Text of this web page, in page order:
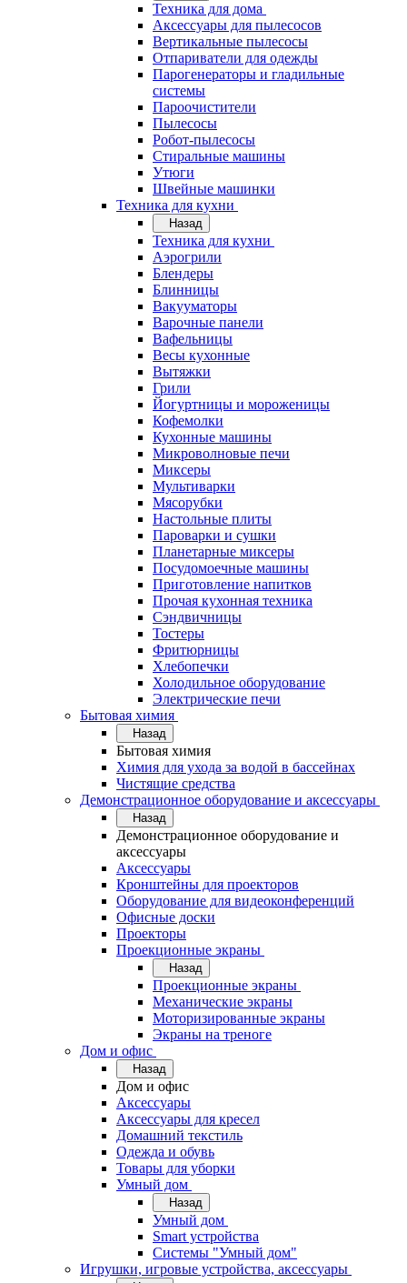
Техника для дома
Аксессуары для пылесосов
Вертикальные пылесосы
Отпариватели для одежды
Парогенераторы и гладильные
системы
Пароочистители
Пылесосы
Робот-пылесосы
Стиральные машины
Утюги
Швейные машинки
Техника для кухни
Назад
Техника для кухни
Аэрогрили
Блендеры
Блинницы
Вакууматоры
Варочные панели
Вафельницы
Весы кухонные
Вытяжки
Грили
Йогуртницы и мороженицы
Кофемолки
Кухонные машины
Микроволновые печи
Миксеры
Мультиварки
Мясорубки
Настольные плиты
Пароварки и сушки
Планетарные миксеры
Посудомоечные машины
Приготовление напитков
Прочая кухонная техника
Сэндвичницы
Тостеры
Фритюрницы
Хлебопечки
Холодильное оборудование
Электрические печи
Бытовая химия
Назад
Бытовая химия
Химия для ухода за водой в бассейнах
Чистящие средства
Демонстрационное оборудование и аксессуары
Назад
Демонстрационное оборудование и
аксессуары
Аксессуары
Кронштейны для проекторов
Оборудование для видеоконференций
Офисные доски
Проекторы
Проекционные экраны
Назад
Проекционные экраны
Механические экраны
Моторизированные экраны
Экраны на треноге
Дом и офис
Назад
Дом и офис
Аксессуары
Аксессуары для кресел
Домашний текстиль
Одежда и обувь
Товары для уборки
Умный дом
Назад
Умный дом
Smart устройства
Системы "Умный дом"
Игрушки, игровые устройства, аксессуары